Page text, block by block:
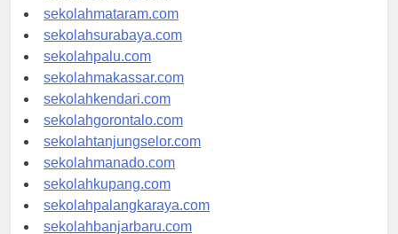
sekolahserang.com
sekolahmataram.com
sekolahsurabaya.com
sekolahpalu.com
sekolahmakassar.com
sekolahkendari.com
sekolahgorontalo.com
sekolahtanjungselor.com
sekolahmanado.com
sekolahkupang.com
sekolahpalangkaraya.com